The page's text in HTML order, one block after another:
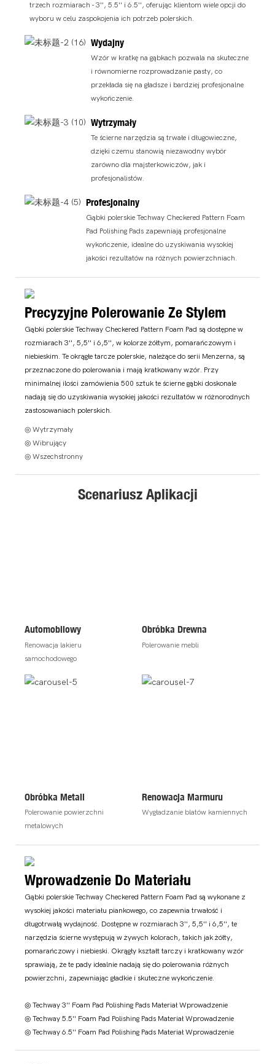
trzech rozmiarach - 3'', 5.5'' i 6.5'', oferując klientom wiele opcji do
wyboru w celu zaspokojenia ich potrzeb polerskich.
Wydajny
Wzór w kratkę na gąbkach pozwala na skuteczne
i równomierne rozprowadzanie pasty, co
przekłada się na gładsze i bardziej profesjonalne
wykończenie.
Wytrzymały
Te ścierne narzędzia są trwałe i długowieczne,
dzięki czemu stanowią niezawodny wybór
zarówno dla majsterkowiczów, jak i
profesjonalistów.
Profesjonalny
Gąbki polerskie Techway Checkered Pattern Foam
Pad Polishing Pads zapewniają profesjonalne
wykończenie, idealne do uzyskiwania wysokiej
jakości rezultatów na różnych powierzchniach.
Precyzyjne Polerowanie Ze Stylem
Gąbki polerskie Techway Checkered Pattern Foam Pad są dostępne w
rozmiarach 3'', 5,5'' i 6,5'', w kolorze żółtym, pomarańczowym i
niebieskim. Te okrągłe tarcze polerskie, należące do serii Menzerna, są
przeznaczone do polerowania i mają kratkowany wzór. Przy
minimalnej ilości zamówienia 500 sztuk te ścierne gąbki doskonale
nadają się do uzyskiwania wysokiej jakości rezultatów w różnorodnych
zastosowaniach polerskich.
◎ Wytrzymały
◎ Wibrujący
◎ Wszechstronny
Scenariusz Aplikacji
Automobilowy
Renowacja lakieru
samochodowego
Obróbka Drewna
Polerowanie mebli
Obróbka Metali
Polerowanie powierzchni
metalowych
Renowacja Marmuru
Wygładzanie blatów kamiennych
Wprowadzenie Do Materiału
Gąbki polerskie Techway Checkered Pattern Foam Pad są wykonane z
wysokiej jakości materiału piankowego, co zapewnia trwałość i
długotrwałą wydajność. Dostępne w rozmiarach 3'', 5,5'' i 6,5'', te
narzędzia ścierne występują w żywych kolorach, takich jak żółty,
pomarańczowy i niebieski. Okrągły kształt tarczy i kratkowany wzór
sprawiają, że te pady idealnie nadają się do polerowania różnych
powierzchni, zapewniając gładkie i skuteczne wykończenie.
◎ Techway 3'' Foam Pad Polishing Pads Materiał Wprowadzenie
◎ Techway 5.5'' Foam Pad Polishing Pads Materiał Wprowadzenie
◎ Techway 6.5'' Foam Pad Polishing Pads Materiał Wprowadzenie